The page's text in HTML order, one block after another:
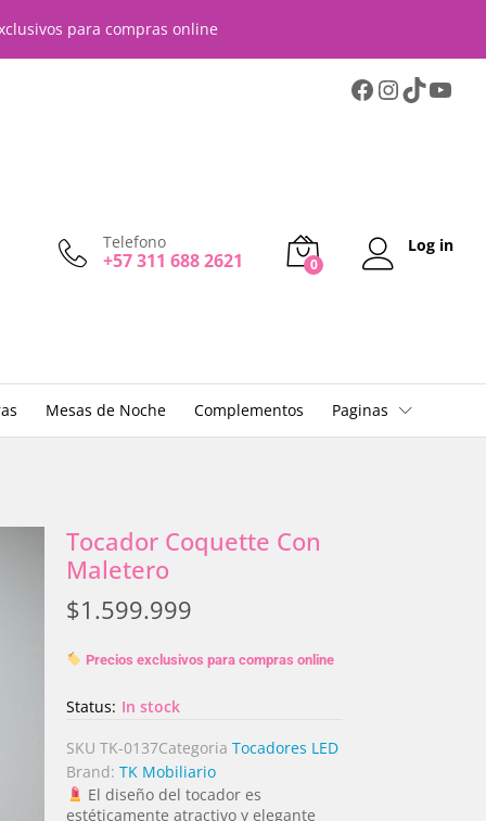
para compras online
Telefono
+57 311 688 2621 0
Log in
Mesas de Noche Complementos Paginas
Tocador Coquette Con
Maletero
$1.599.999
Precios exclusivos para compras online
Status: In stock
SKU TK-0137Categoria Tocadores LED
Brand: TK Mobiliario
El diseño del tocador es
estéticamente atractivo y elegante
$ 1.599.999